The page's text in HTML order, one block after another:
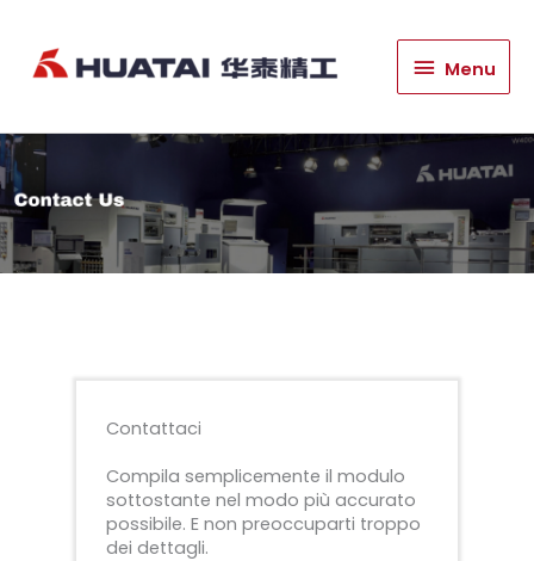
Menu
Menu
Contattaci
Compila semplicemente il modulo
sottostante nel modo più accurato
possibile. E non preoccuparti troppo
dei dettagli.